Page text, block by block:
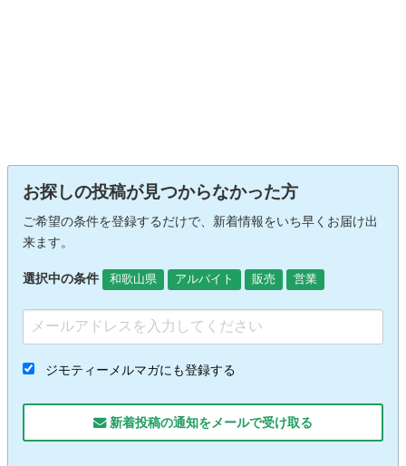
お探しの投稿が見つからなかった方
ご希望の条件を登録するだけで、新着情報をいち早くお届け出
来ます。
選択中の条件 和歌山県 アルバイト 販売 営業
ジモティーメルマガにも登録する
新着投稿の通知をメールで受け取る